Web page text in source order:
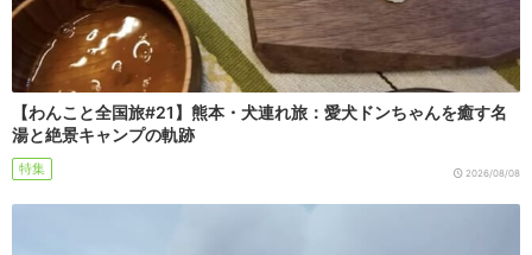
【わんこと全国旅#21】熊本・犬連れ旅：愛犬ドンちゃんを癒す名
湯と絶景キャンプの軌跡
特集 2026/08/08